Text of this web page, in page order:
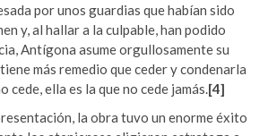
por unos guardias que habían sido
y, al hallar a la culpable, han podido
Antígona asume orgullosamente su
más remedio que ceder y condenarla
cede, ella es la que no cede jamás.[4]
la obra tuvo un enorme éxito